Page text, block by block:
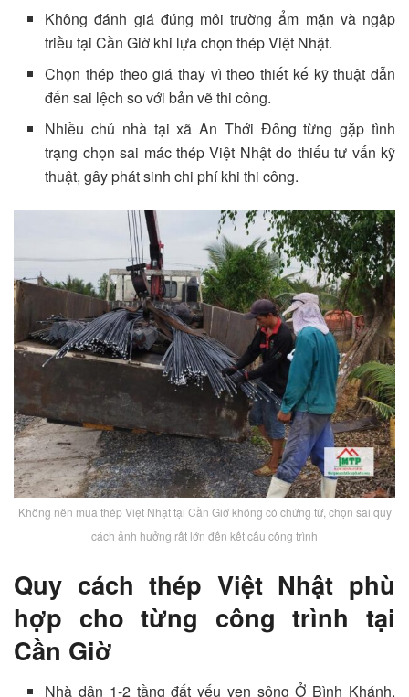
Không đánh giá đúng môi trường ẩm mặn và ngập
triều tại Cần Giờ khi lựa chọn thép Việt Nhật.
Chọn thép theo giá thay vì theo thiết kế kỹ thuật dẫn
đến sai lệch so với bản vẽ thi công.
Nhiều chủ nhà tại xã An Thới Đông từng gặp tình
trạng chọn sai mác thép Việt Nhật do thiếu tư vấn kỹ
thuật, gây phát sinh chi phí khi thi công.
Không nên mua thép Việt Nhật tại Cần Giờ không có chứng từ, chọn sai quy
cách ảnh hưởng rất lớn đến kết cấu công trình
Quy cách thép Việt Nhật phù
hợp cho từng công trình tại
Cần Giờ
Nhà dân 1-2 tầng đất yếu ven sông Ở Bình Khánh,